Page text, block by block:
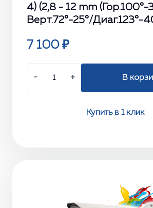
4) (2,8 - 12 mm (Гор.100°-
Верт.72°-25°/Диаг.123°-
7 100 ₽
− + В
Купить в 1 клик